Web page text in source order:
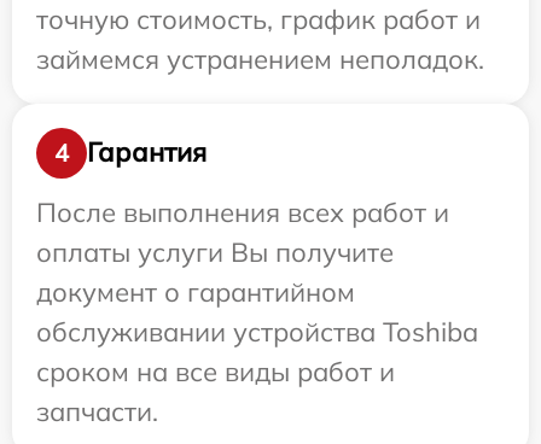
точную стоимость, график работ и
займемся устранением неполадок.
4
Гарантия
После выполнения всех работ и
оплаты услуги Вы получите
документ о гарантийном
обслуживании устройства Toshiba
сроком на все виды работ и
запчасти.